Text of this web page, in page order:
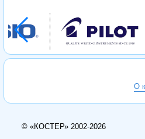
О
© «КОСТЕР» 2002-2026